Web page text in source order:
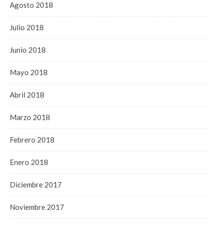
Agosto 2018
Julio 2018
Junio 2018
Mayo 2018
Abril 2018
Marzo 2018
Febrero 2018
Enero 2018
Diciembre 2017
Noviembre 2017